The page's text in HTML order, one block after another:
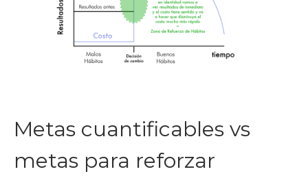
Metas cuantificables vs
metas para reforzar